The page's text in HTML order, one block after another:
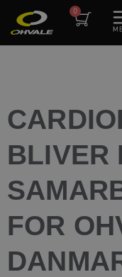
BLIVER
FOR